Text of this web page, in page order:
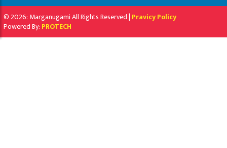
© 2026: Marganugami All Rights Reserved | Pravicy Policy
Powered By: PROTECH